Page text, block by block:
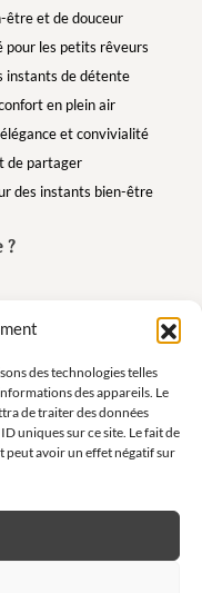
des technologies telles
des appareils. Le
de traiter des données
uniques sur ce site. Le fait de
peut avoir un effet négatif sur
?
être et de douceur
pour les petits rêveurs
instants de détente
en plein air
et convivialité
de partager
des instants bien-être